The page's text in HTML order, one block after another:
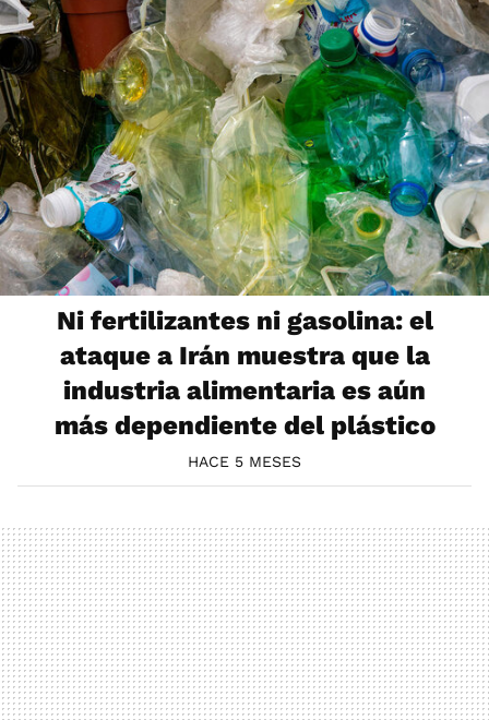
Ni fertilizantes ni gasolina: el
ataque a Irán muestra que la
industria alimentaria es aún
más dependiente del plástico
HACE 5 MESES